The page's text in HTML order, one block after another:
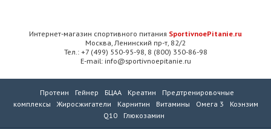
Интернет-магазин спортивного питания SportivnoePitanie.ru
Москва, Ленинский пр-т, 82/2
Тел.: +7 (499) 550-95-98, 8 (800) 350-86-98
E-mail: info@sportivnoepitanie.ru
Протеин Гейнер БЦАА Креатин
Предтренировочные
комплексы
Жиросжигатели Карнитин Витамины Омега 3
Коэнзим
Q10
Глюкозамин